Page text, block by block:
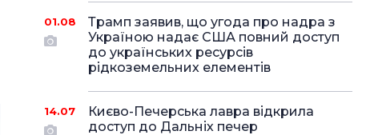
01.08
Трамп заявив, що угода про надра з
Україною надає США повний доступ
до українських ресурсів
рідкоземельних елементів
14.07
Києво-Печерська лавра відкрила
доступ до Дальніх печер